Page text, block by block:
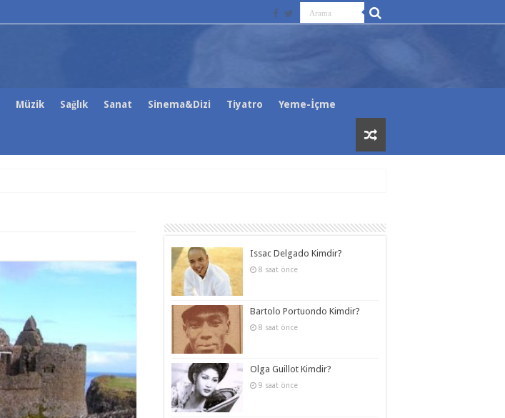
Müzik Sağlık Sanat Sinema&Dizi Tiyatro Yeme-İçme
Issac Delgado Kimdir?
8 saat önce
Bartolo Portuondo Kimdir?
8 saat önce
Olga Guillot Kimdir?
9 saat önce